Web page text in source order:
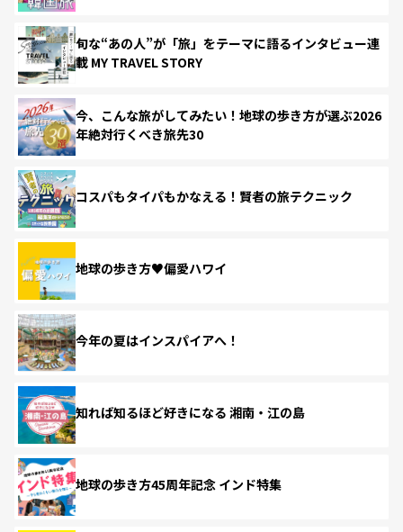
旬な“あの人”が「旅」をテーマに語るインタビュー連
載 MY TRAVEL STORY
今、こんな旅がしてみたい！地球の歩き方が選ぶ2026
年絶対行くべき旅先30
コスパもタイパもかなえる！賢者の旅テクニック
地球の歩き方♥偏愛ハワイ
今年の夏はインスパイアへ！
知れば知るほど好きになる 湘南・江の島
地球の歩き方45周年記念 インド特集